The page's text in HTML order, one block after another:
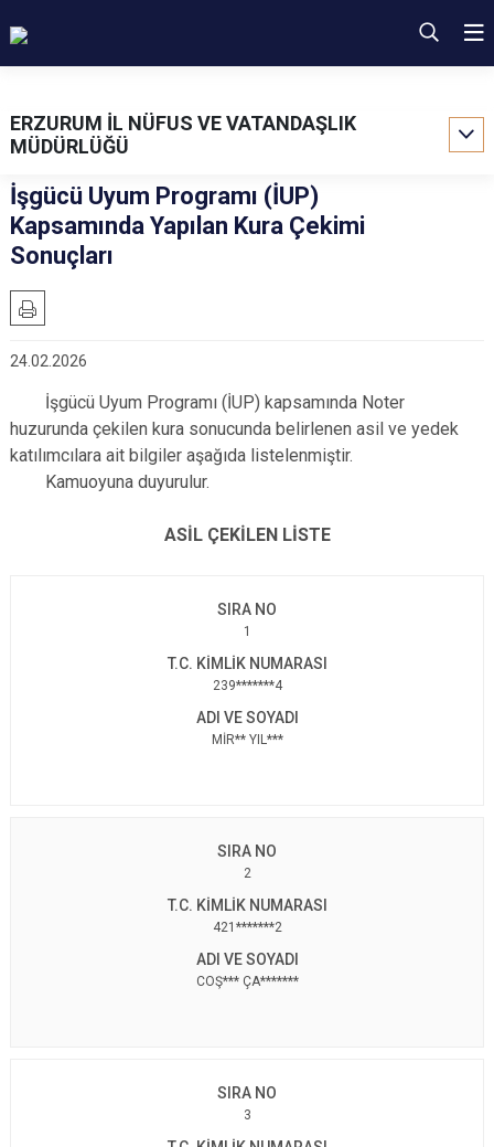
ERZURUM İL NÜFUS VE VATANDAŞLIK
MÜDÜRLÜĞÜ
İşgücü Uyum Programı (İUP)
Kapsamında Yapılan Kura Çekimi
Sonuçları
24.02.2026
İşgücü Uyum Programı (İUP) kapsamında Noter
huzurunda çekilen kura sonucunda belirlenen asil ve yedek
katılımcılara ait bilgiler aşağıda listelenmiştir.
Kamuoyuna duyurulur.
ASİL ÇEKİLEN LİSTE
1
239*******4
MİR** YIL***
2
421*******2
COŞ*** ÇA*******
3